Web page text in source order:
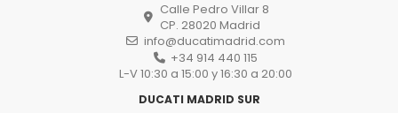
Calle Pedro Villar 8
CP. 28020 Madrid
info@ducatimadrid.com
+34 914 440 115
L-V 10:30 a 15:00 y 16:30 a 20:00
DUCATI MADRID SUR